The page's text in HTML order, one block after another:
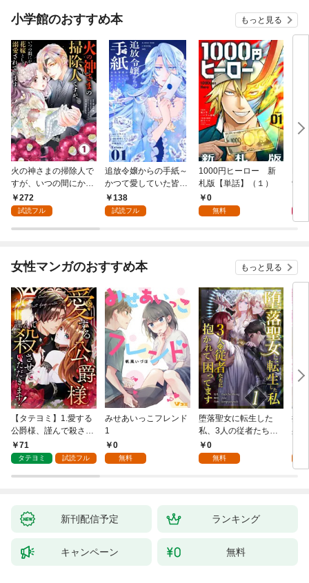
小学館のおすすめ本 もっと見る
火の神さまの掃除人で
すが、いつの間にか花
嫁として溺愛されてい
ます【単話】（１）
272
試読フル
追放令嬢からの手紙～
かつて愛していた皆さ
まへ 私のことなどお忘
れですか？～【単話】
138
試読フル
1000円ヒーロー 新
札版【単話】（１）
0
無料
9.5
女性マンガのおすすめ本 もっと見る
【タテヨミ】1.愛する
公爵様、謹んで殺させ
ていただきます！
71
タテヨミ 試読フル
みせあいっこフレンド
1
0
無料
堕落聖女に転生した
私、3人の従者たちに
抱かれて困ってます 第
1話
0
無料
授
身
新刊配信予定 ランキング
キャンペーン 無料